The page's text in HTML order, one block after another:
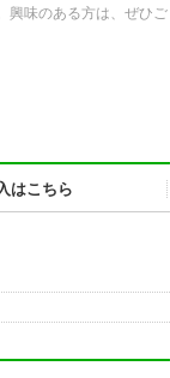
興味のある方は、ぜひご
はこちら